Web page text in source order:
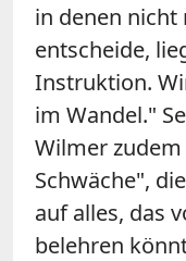
in denen nicht
entscheide,
Instruktion.
im Wandel."
Wilmer
Schwäche",
auf alles, das
belehren